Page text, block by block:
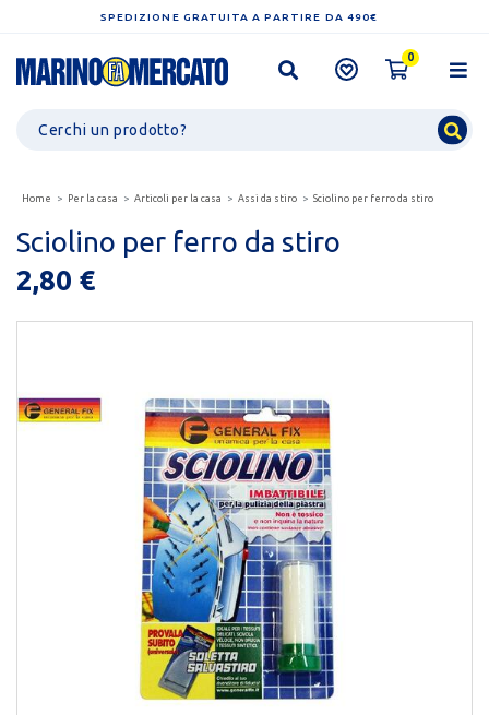
SPEDIZIONE GRATUITA A PARTIRE DA 490€
0
Home Per la casa Articoli per la casa Assi da stiro Sciolino per ferro da stiro
Sciolino per ferro da stiro
2,80 €